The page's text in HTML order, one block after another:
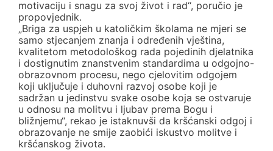
motivaciju i snagu za svoj život i rad“, poručio je
propovjednik.
„Briga za uspjeh u katoličkim školama ne mjeri se
samo stjecanjem znanja i određenih vještina,
kvalitetom metodološkog rada pojedinih djelatnika
i dostignutim znanstvenim standardima u odgojno-
obrazovnom procesu, nego cjelovitim odgojem
koji uključuje i duhovni razvoj osobe koji je
sadržan u jedinstvu svake osobe koja se ostvaruje
u odnosu na molitvu i ljubav prema Bogu i
bližnjemu“, rekao je istaknuvši da kršćanski odgoj i
obrazovanje ne smije zaobići iskustvo molitve i
kršćanskog života.